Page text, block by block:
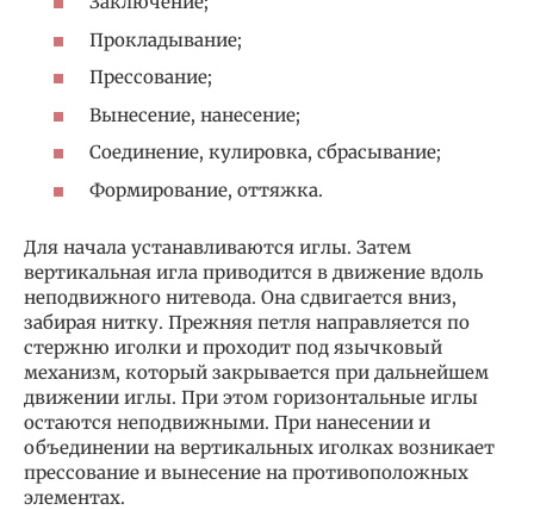
Прокладывание;
Прессование;
Вынесение, нанесение;
Соединение, кулировка, сбрасывание;
Формирование, оттяжка.
Для начала устанавливаются иглы. Затем
вертикальная игла приводится в движение вдоль
неподвижного нитевода. Она сдвигается вниз,
забирая нитку. Прежняя петля направляется по
стержню иголки и проходит под язычковый
механизм, который закрывается при дальнейшем
движении иглы. При этом горизонтальные иглы
остаются неподвижными. При нанесении и
объединении на вертикальных иголках возникает
прессование и вынесение на противоположных
элементах.